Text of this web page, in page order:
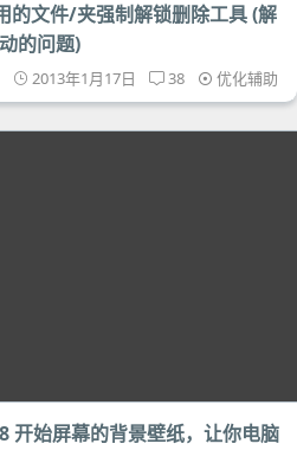
文件/夹强制解锁删除工具 (解
的问题)
2013年1月17日 38 优化辅助
开始屏幕的背景壁纸，让你电脑